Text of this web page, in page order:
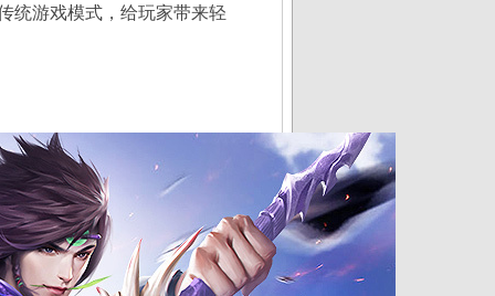
统游戏模式，给玩家带来轻